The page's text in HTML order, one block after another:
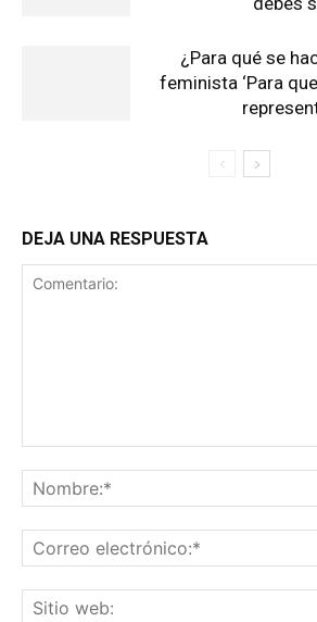
¿Para qué se
feminista ‘Para
DEJA UNA RESPUESTA